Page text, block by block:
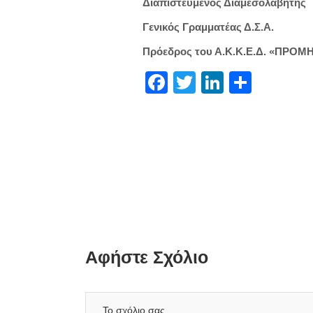
Διαπιστευμένος Διαμεσολαβητής
Γενικός Γραμματέας Δ.Σ.Α.
Πρόεδρος του Α.Κ.Κ.Ε.Δ.
Facebook
TwitterLinkedIn
Αφήστε Σχόλιο